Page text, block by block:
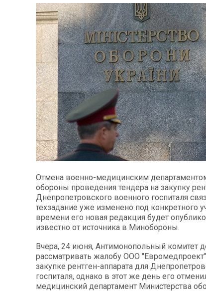
Отмена военно-медицинским
обороны проведения тендера на закупку
Днепропетровского военного госпиталя
техзадание уже изменено под конкретного
времени его новая редакция будет
известно от источника в Минобороны.
Вчера, 24 июня, Антимонопольный комитет
рассматривать жалобу ООО
закупке рентген-аппарата для
госпиталя, однако в этот же день его
медицинский департамент Министерства